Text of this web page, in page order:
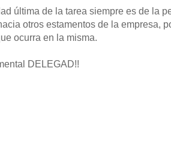
última de la tarea siempre es de la
otros estamentos de la empresa,
ocurra en la misma.
DELEGAD!!